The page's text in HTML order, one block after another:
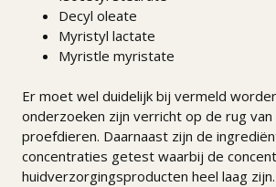
Decyl oleate
Myristyl lactate
Myristle myristate
Er moet wel duidelijk bij vermeld
onderzoeken zijn verricht op de rug
proefdieren. Daarnaast zijn de
concentraties getest waarbij de
huidverzorgingsproducten heel laag